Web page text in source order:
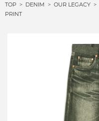
TOP DENIM OUR LEGACY
PRINT